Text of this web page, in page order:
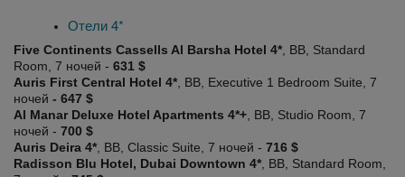
Отели 4*
Five Continents Cassells Al Barsha Hotel 4* , BB, Standard
Room, 7 ночей - 631 $
Auris First Central Hotel 4* , BB, Executive 1 Bedroom Suite, 7
ночей - 647 $
Al Manar Deluxe Hotel Apartments 4*+ , BB, Studio Room, 7
ночей - 700 $
Auris Deira 4* , BB, Classic Suite, 7 ночей - 716 $
Radisson Blu Hotel, Dubai Downtown 4* , BB, Standard Room,